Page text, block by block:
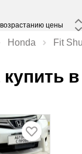
Honda Fit
в